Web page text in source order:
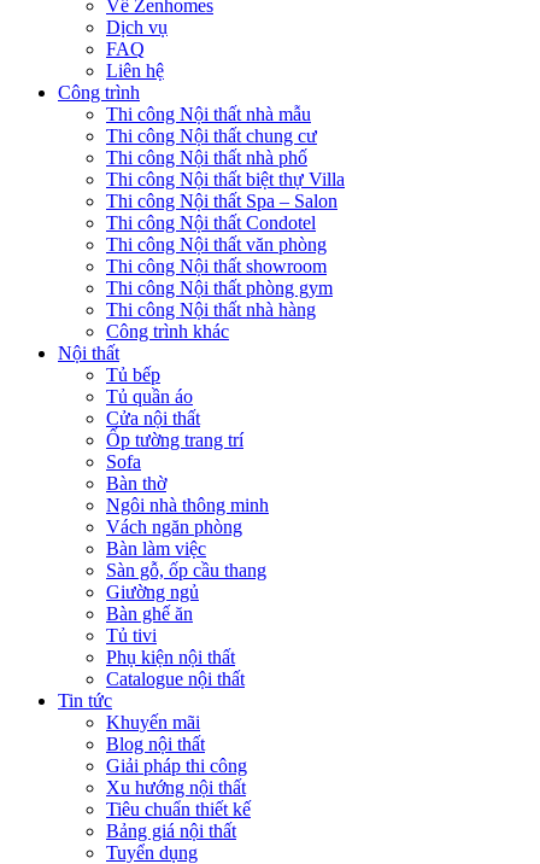
Về Zenhomes
Dịch vụ
FAQ
Liên hệ
Công trình
Thi công Nội thất nhà mẫu
Thi công Nội thất chung cư
Thi công Nội thất nhà phố
Thi công Nội thất biệt thự Villa
Thi công Nội thất Spa – Salon
Thi công Nội thất Condotel
Thi công Nội thất văn phòng
Thi công Nội thất showroom
Thi công Nội thất phòng gym
Thi công Nội thất nhà hàng
Công trình khác
Nội thất
Tủ bếp
Tủ quần áo
Cửa nội thất
Ốp tường trang trí
Sofa
Bàn thờ
Ngôi nhà thông minh
Vách ngăn phòng
Bàn làm việc
Sàn gỗ, ốp cầu thang
Giường ngủ
Bàn ghế ăn
Tủ tivi
Phụ kiện nội thất
Catalogue nội thất
Tin tức
Khuyến mãi
Blog nội thất
Giải pháp thi công
Xu hướng nội thất
Tiêu chuẩn thiết kế
Bảng giá nội thất
Tuyển dụng